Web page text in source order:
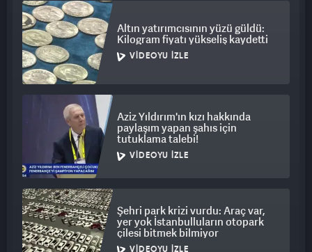
Altın yatırımcısının yüzü güldü:
Kilogram fiyatı yükseliş kaydetti
VIDEOYU İZLE
Aziz Yıldırım'ın kızı hakkında
paylaşım yapan şahıs için
tutuklama talebi!
VIDEOYU İZLE
Şehri park krizi vurdu: Araç var,
yer yok İstanbulluların otopark
çilesi bitmek bilmiyor
VIDEOYU İZLE